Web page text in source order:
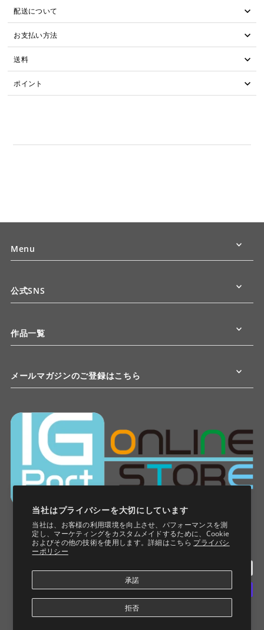
当社はプライバシーを大切にしています
当社は、お客様の利用環境を向上させ、パフォーマンスを測
定し、マーケティングをカスタムメイドするために、Cookie
およびその他の技術を使用します。詳細はこちら プライバシ
ーポリシー
承諾
拒否
配送について
お支払い方法
送料
ポイント
Menu
公式SNS
作品一覧
メールマガジンのご登録はこちら